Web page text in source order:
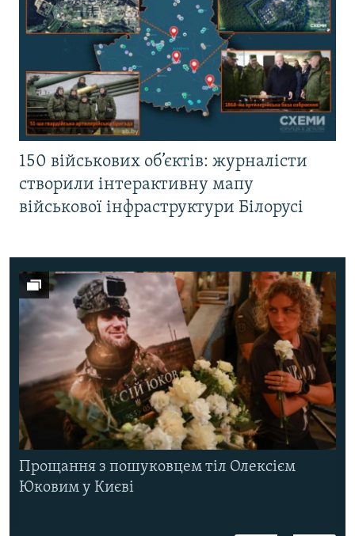
150 військових об’єктів: журналісти
створили інтерактивну мапу
військової інфраструктури Білорусі
Прощання з пошуковцем тіл Олексієм
Юковим у Києві